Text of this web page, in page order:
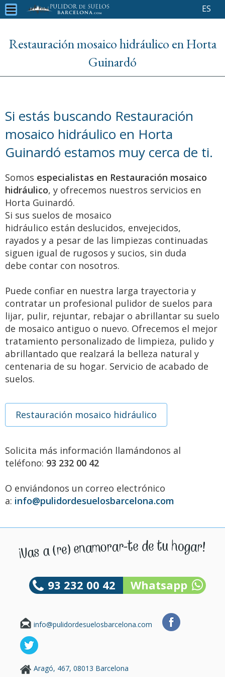
ES
Restauración mosaico hidráulico en Horta
Guinardó
Si estás buscando Restauración
mosaico hidráulico en Horta
Guinardó estamos muy cerca de ti.
Somos especialistas en Restauración mosaico
hidráulico, y ofrecemos nuestros servicios en
Horta Guinardó.
Si sus suelos de mosaico
hidráulico están deslucidos, envejecidos,
rayados y a pesar de las limpiezas continuadas
siguen igual de rugosos y sucios, sin duda
debe contar con nosotros.
Puede confiar en nuestra larga trayectoria y
contratar un profesional pulidor de suelos para
lijar, pulir, rejuntar, rebajar o abrillantar su suelo
de mosaico antiguo o nuevo. Ofrecemos el mejor
tratamiento personalizado de limpieza, pulido y
abrillantado que realzará la belleza natural y
centenaria de su hogar. Servicio de acabado de
suelos.
Restauración mosaico hidráulico
Solicita más información llamándonos al
teléfono: 93 232 00 42
O enviándonos un correo electrónico
a: info@pulidordesuelosbarcelona.com
93 232 00 42 Whatsapp
info@pulidordesuelosbarcelona.com
Aragó, 467, 08013 Barcelona